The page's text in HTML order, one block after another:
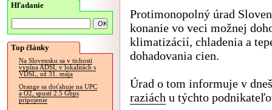
Hľadanie
Top články
Na Slovensku sa v tichosti
vypína ADSL v lokalitách s
VDSL, už 31. mája
Orange sa doťahuje na UPC
a O2, spustí 2.5 Gbps
pripojenie
Protimonopolný úrad
konanie vo veci možnej
klimatizácií, chladenia a
dohadovania cien.
Úrad o tom informuje v
raziách u týchto